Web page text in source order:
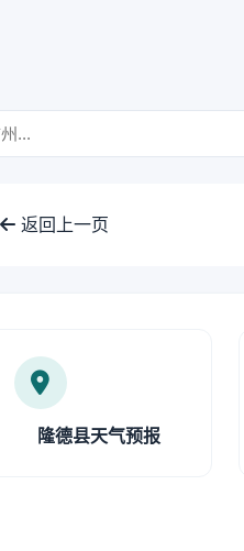
返回上一页
隆德县天气预报